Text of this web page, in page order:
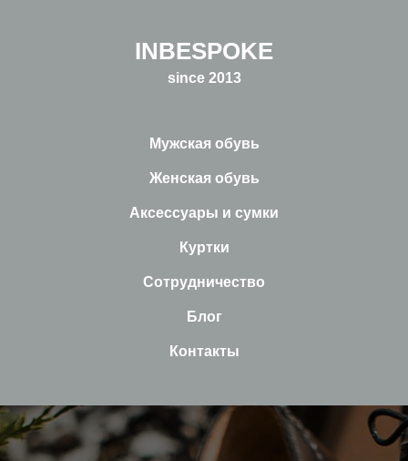
INBESPOKE
since 2013
Мужская обувь
Женская обувь
Аксессуары и сумки
Куртки
Сотрудничество
Блог
Контакты